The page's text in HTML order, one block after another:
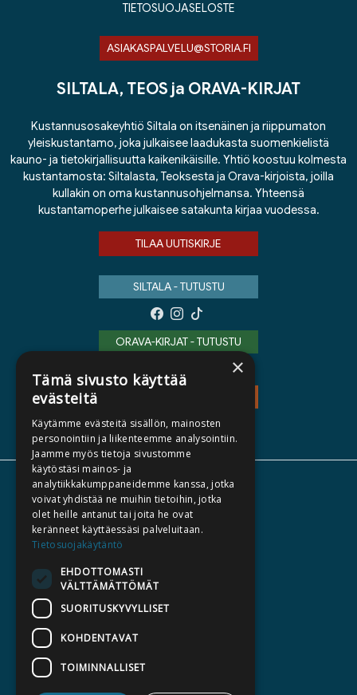
TIETOSUOJASELOSTE
ASIAKASPALVELU@STORIA.FI
SILTALA, TEOS ja ORAVA-KIRJAT
Kustannusosakeyhtiö Siltala on itsenäinen ja riippumaton
yleiskustantamo, joka julkaisee laadukasta suomenkielistä
kauno- ja tietokirjallisuutta kaikenikäisille. Yhtiö koostuu kolmesta
kustantamosta: Siltalasta, Teoksesta ja Orava-kirjoista, joilla
kullakin on oma kustannusohjelmansa. Yhteensä
kustantamoperhe julkaisee satakunta kirjaa vuodessa.
TILAA UUTISKIRJE
SILTALA - TUTUSTU
ORAVA-KIRJAT - TUTUSTU
TIETOA MEISTÄ
TEKIJÄT
KATALOGIT
HALUATKO KIRJAILIJAKSI
LASKUTUSOSOITTEET
×
Tämä sivusto käyttää
evästeitä
Käytämme evästeitä sisällön, mainosten
personointiin ja liikenteemme analysointiin.
Jaamme myös tietoja sivustomme
käytöstäsi mainos- ja
analytiikkakumppaneidemme kanssa, jotka
voivat yhdistää ne muihin tietoihin, jotka
olet heille antanut tai joita he ovat
keränneet käyttäessäsi palveluitaan.
Tietosuojakäytäntö
EHDOTTOMASTI
VÄLTTÄMÄTTÖMÄT
SUORITUSKYVYLLISET
KOHDENTAVAT
TOIMINNALLISET